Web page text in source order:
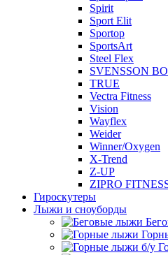
Spirit
Sport Elit
Sportop
SportsArt
Steel Flex
SVENSSON
TRUE
Vectra Fitness
Vision
Wayflex
Weider
Winner/Oxygen
X-Trend
Z-UP
ZIPRO
Гироскутеры
Лыжи и сноуборды